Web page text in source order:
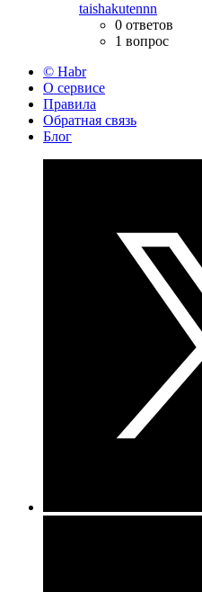
taishakutennn
0 ответов
1 вопрос
© Habr
О сервисе
Правила
Обратная связь
Блог